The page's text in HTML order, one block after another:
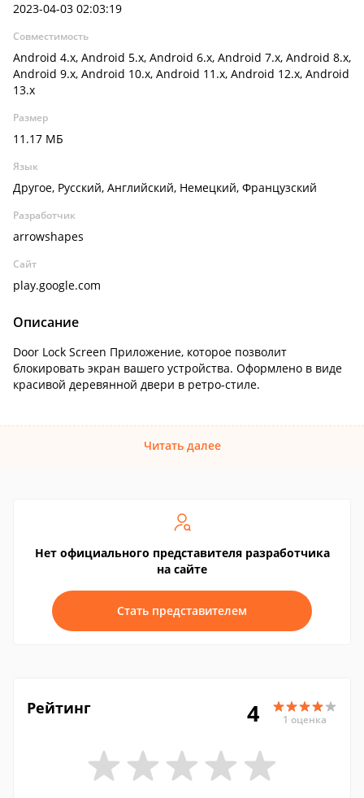
2023-04-03 02:03:19
Совместимость
Android 4.x, Android 5.x, Android 6.x, Android 7.x, Android 8.x,
Android 9.x, Android 10.x, Android 11.x, Android 12.x, Android
13.x
Размер
11.17 МБ
Язык
Другое, Русский, Английский, Немецкий, Французский
Разработчик
arrowshapes
Сайт
play.google.com
Описание
Door Lock Screen Приложение, которое позволит
блокировать экран вашего устройства. Оформлено в виде
красивой деревянной двери в ретро-стиле.
Читать далее
Нет официального представителя разработчика
на сайте
Стать представителем
Рейтинг 4 1 оценка